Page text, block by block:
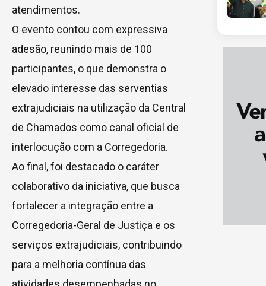
atendimentos.
O evento contou com expressiva
adesão, reunindo mais de 100
participantes, o que demonstra o
elevado interesse das serventias
extrajudiciais na utilização da Central
de Chamados como canal oficial de
interlocução com a Corregedoria.
Ao final, foi destacado o caráter
colaborativo da iniciativa, que busca
fortalecer a integração entre a
Corregedoria-Geral de Justiça e os
serviços extrajudiciais, contribuindo
para a melhoria contínua das